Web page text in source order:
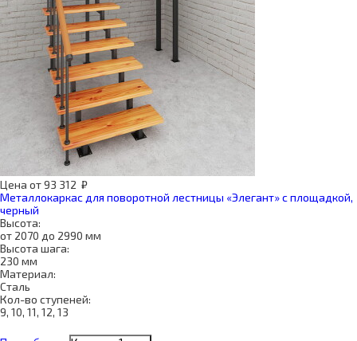
Цена от93 312 ₽
Металлокаркас для поворотной лестницы «Элегант» с площадкой,
черный
Высота:
от 2070 до 2990 мм
Высота шага:
230 мм
Материал:
Сталь
Кол-во ступеней:
9, 10, 11, 12, 13